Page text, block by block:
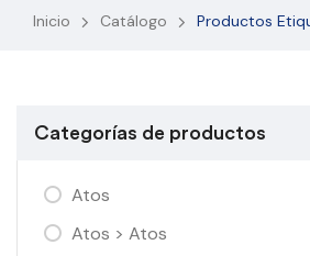
Inicio Catálogo Productos
Categorías de productos
Atos
Atos > Atos